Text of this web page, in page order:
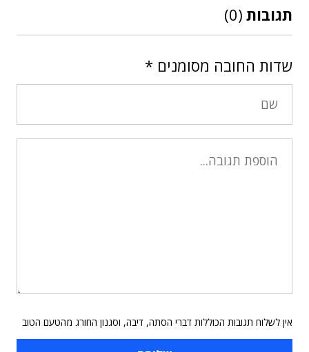
תגובות (0)
שדות החובה מסומנים *
אין לשלוח תגובות הכוללות דברי הסתה, דיבה, וסגנון החורג מהטעם הטוב